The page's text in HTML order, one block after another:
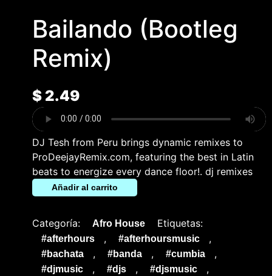
Bailando (Bootleg
Remix)
$2.49
DJ Tesh from Peru brings dynamic remixes to
ProDeejayRemix.com, featuring the best in Latin
beats to energize every dance floor!. dj remixes
Añadir al carrito
Categoría: Afro House Etiquetas:
#afterhours , #afterhoursmusic ,
#bachata , #banda , #cumbia ,
#djmusic , #djs , #djsmusic ,